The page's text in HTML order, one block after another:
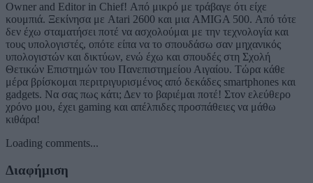
Owner and Editor in Chief! Από μικρό με τράβαγε ότι είχε
κουμπιά. Ξεκίνησα με Atari 2600 και μια AMIGA 500. Από τότε
δεν έχω σταματήσει ποτέ να ασχολούμαι με την τεχνολογία και
τους υπολογιστές, οπότε είπα να το σπουδάσω σαν μηχανικός
υπολογιστών και δικτύων, ενώ έχω και σπουδές στη Σχολή
Θετικών Επιστημών του Πανεπιστημείου Αιγαίου. Τώρα κάθε
μέρα βρίσκομαι περιτριγυρισμένος από δεκάδες smartphones και
gadgets. Να σας πως κάτι; Δεν το βαριέμαι ποτέ! Στον ελεύθερο
χρόνο μου, έχει gaming και απέλπιδες προσπάθειες να μάθω
κιθάρα!
Loading comments...
Διαφήμιση